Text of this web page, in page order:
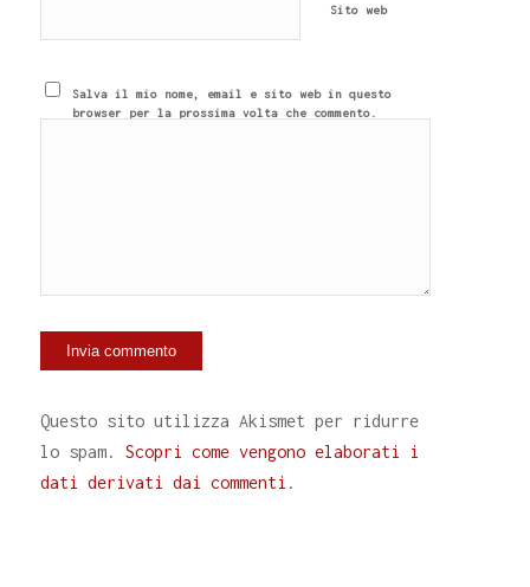
Sito web
Salva il mio nome, email e sito web in questo
browser per la prossima volta che commento.
Questo sito utilizza Akismet per ridurre
lo spam. Scopri come vengono elaborati i
dati derivati dai commenti .